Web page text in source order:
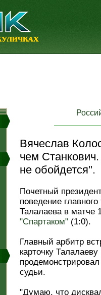
Вячеслав
чем
не обойдется".
Почетный
поведение
Талалаева в матче
"Спартаком" (1:0).
Главный арбитр
карточку
судьи.
"Думаю, что